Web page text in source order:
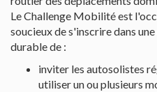
Le Challenge Mobilité est
soucieux de s'inscrire dans
durable de :
inviter les autosolistes
utiliser un ou plusieurs